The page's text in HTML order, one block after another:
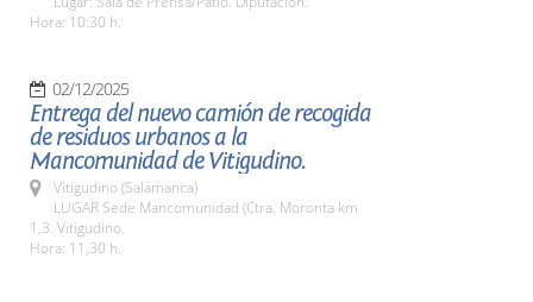
Hora: 10:30 h.
02/12/2025
Entrega del nuevo camión de recogida
de residuos urbanos a la
Mancomunidad de Vitigudino.
Vitigudino (Salamanca)
LUGAR Sede Mancomunidad (Ctra. Moronta km
1,3. Vitigudino.
Hora: 11,30 h.